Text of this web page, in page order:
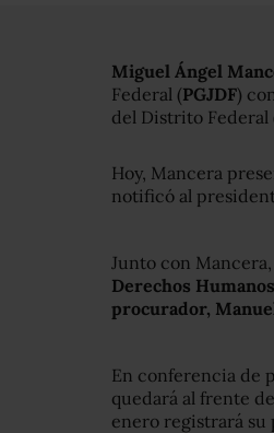
Miguel Ángel
Federal (PGJDF)
del Distrito Federal
Hoy, Mancera
notificó al
Junto con Mancera,
Derechos
procurador,
En conferencia de
quedará al frente
enero registrará su